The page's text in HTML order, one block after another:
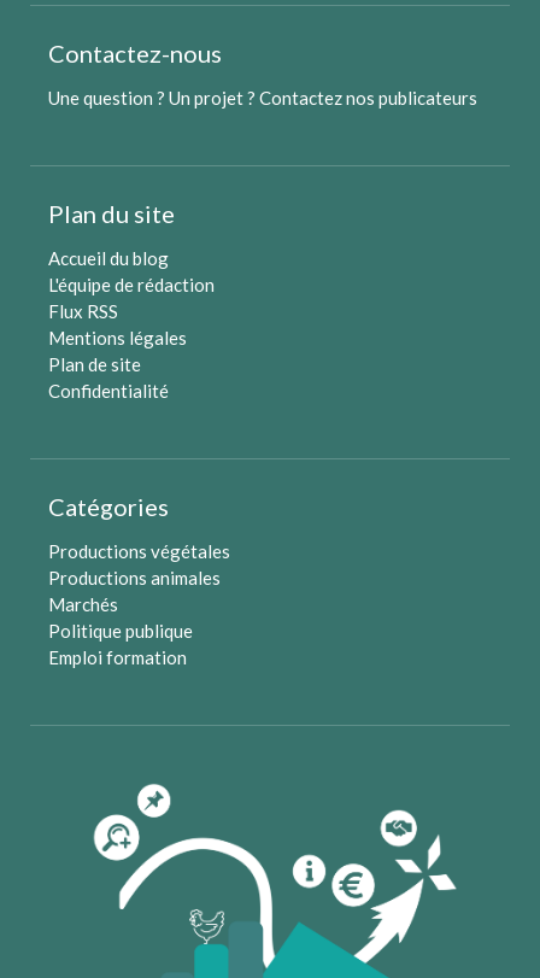
Contactez-nous
Une question ? Un projet ? Contactez nos publicateurs
Plan du site
Accueil du blog
L'équipe de rédaction
Flux RSS
Mentions légales
Plan de site
Confidentialité
Catégories
Productions végétales
Productions animales
Marchés
Politique publique
Emploi formation